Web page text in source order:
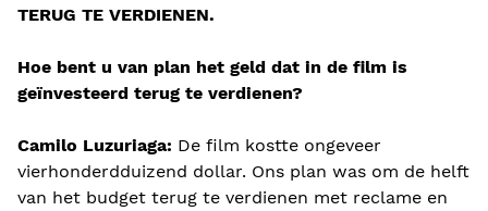
TERUG TE VERDIENEN.
Hoe bent u van plan het geld dat in de film is
geïnvesteerd terug te verdienen?
Camilo Luzuriaga: De film kostte ongeveer
vierhonderdduizend dollar. Ons plan was om de helft
van het budget terug te verdienen met reclame en